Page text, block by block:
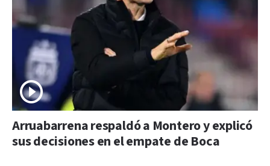
Arruabarrena respaldó a Montero y explicó
sus decisiones en el empate de Boca